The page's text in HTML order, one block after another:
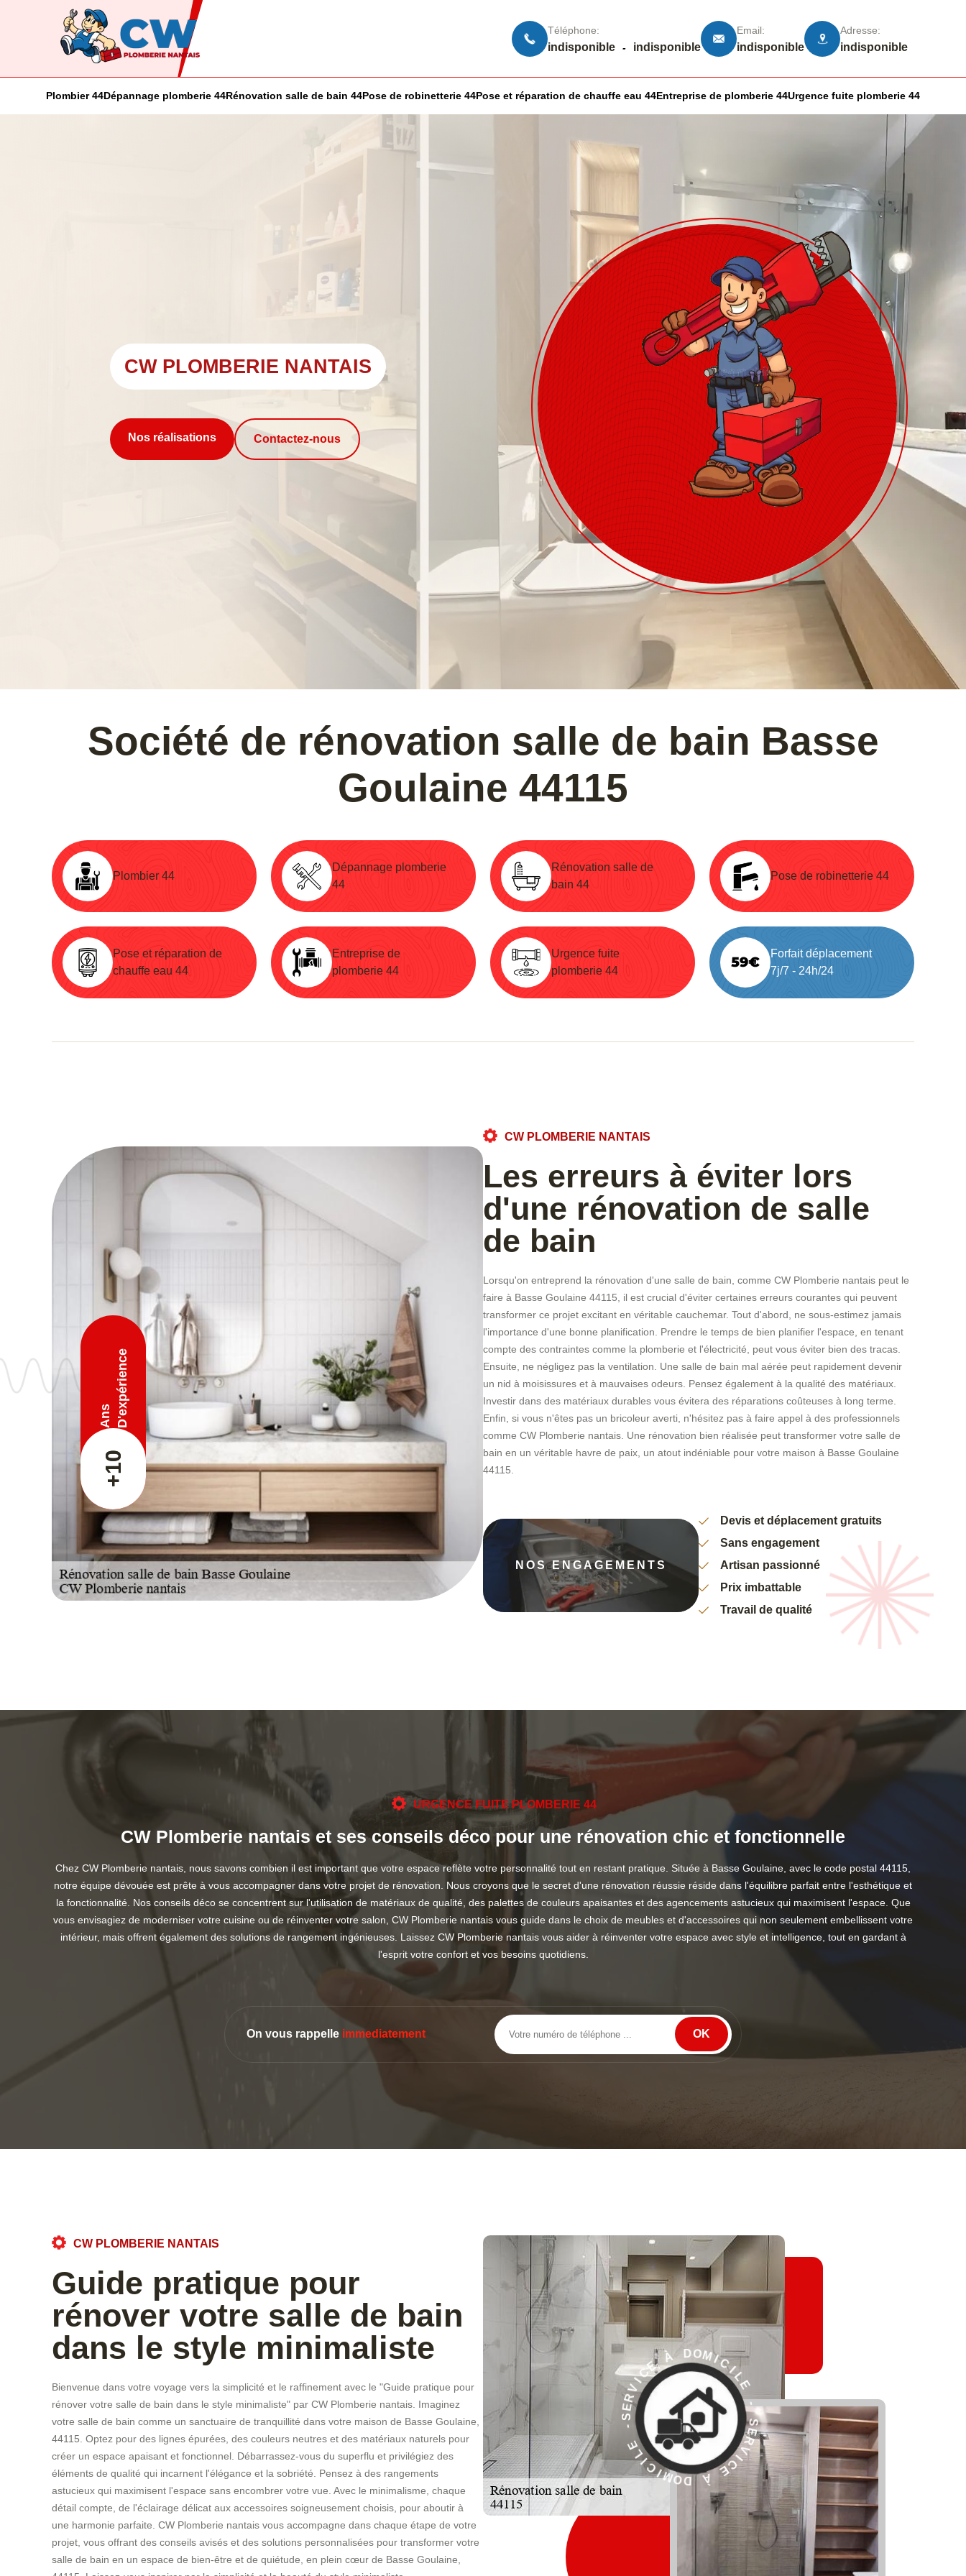
Téléphone:
indisponible - indisponible
Email:
indisponible
Adresse:
indisponible
Plombier 44Dépannage plomberie 44Rénovation salle de bain 44Pose de robinetterie 44Pose et réparation de chauffe eau 44Entreprise de plomberie 44Urgence fuite plomberie 44
CW PLOMBERIE NANTAIS
Nos réalisations Contactez-nous
Société de rénovation salle de bain Basse
Goulaine 44115
Plombier 44
Dépannage plomberie
44
Rénovation salle de
bain 44
Pose de robinetterie 44
Pose et réparation de
chauffe eau 44
Entreprise de
plomberie 44
Urgence fuite
plomberie 44
Forfait déplacement
7j/7 - 24h/24
+10
Ans D'expérience
CW PLOMBERIE NANTAIS
Les erreurs à éviter lors
d'une rénovation de salle
de bain
Lorsqu'on entreprend la rénovation d'une salle de bain, comme CW Plomberie nantais peut le
faire à Basse Goulaine 44115, il est crucial d'éviter certaines erreurs courantes qui peuvent
transformer ce projet excitant en véritable cauchemar. Tout d'abord, ne sous-estimez jamais
l'importance d'une bonne planification. Prendre le temps de bien planifier l'espace, en tenant
compte des contraintes comme la plomberie et l'électricité, peut vous éviter bien des tracas.
Ensuite, ne négligez pas la ventilation. Une salle de bain mal aérée peut rapidement devenir
un nid à moisissures et à mauvaises odeurs. Pensez également à la qualité des matériaux.
Investir dans des matériaux durables vous évitera des réparations coûteuses à long terme.
Enfin, si vous n'êtes pas un bricoleur averti, n'hésitez pas à faire appel à des professionnels
comme CW Plomberie nantais. Une rénovation bien réalisée peut transformer votre salle de
bain en un véritable havre de paix, un atout indéniable pour votre maison à Basse Goulaine
44115.
NOS ENGAGEMENTS
Devis et déplacement gratuits
Sans engagement
Artisan passionné
Prix imbattable
Travail de qualité
URGENCE FUITE PLOMBERIE 44
CW Plomberie nantais et ses conseils déco pour une rénovation chic et fonctionnelle
Chez CW Plomberie nantais, nous savons combien il est important que votre espace reflète votre personnalité tout en restant pratique. Située à Basse Goulaine, avec le code postal 44115,
notre équipe dévouée est prête à vous accompagner dans votre projet de rénovation. Nous croyons que le secret d'une rénovation réussie réside dans l'équilibre parfait entre l'esthétique et
la fonctionnalité. Nos conseils déco se concentrent sur l'utilisation de matériaux de qualité, des palettes de couleurs apaisantes et des agencements astucieux qui maximisent l'espace. Que
vous envisagiez de moderniser votre cuisine ou de réinventer votre salon, CW Plomberie nantais vous guide dans le choix de meubles et d'accessoires qui non seulement embellissent votre
intérieur, mais offrent également des solutions de rangement ingénieuses. Laissez CW Plomberie nantais vous aider à réinventer votre espace avec style et intelligence, tout en gardant à
l'esprit votre confort et vos besoins quotidiens.
On vous rappelle immediatement
CW PLOMBERIE NANTAIS
Guide pratique pour
rénover votre salle de bain
dans le style minimaliste
Bienvenue dans votre voyage vers la simplicité et le raffinement avec le "Guide pratique pour
rénover votre salle de bain dans le style minimaliste" par CW Plomberie nantais. Imaginez
votre salle de bain comme un sanctuaire de tranquillité dans votre maison de Basse Goulaine,
44115. Optez pour des lignes épurées, des couleurs neutres et des matériaux naturels pour
créer un espace apaisant et fonctionnel. Débarrassez-vous du superflu et privilégiez des
éléments de qualité qui incarnent l'élégance et la sobriété. Pensez à des rangements
astucieux qui maximisent l'espace sans encombrer votre vue. Avec le minimalisme, chaque
détail compte, de l'éclairage délicat aux accessoires soigneusement choisis, pour aboutir à
une harmonie parfaite. CW Plomberie nantais vous accompagne dans chaque étape de votre
projet, vous offrant des conseils avisés et des solutions personnalisées pour transformer votre
salle de bain en un espace de bien-être et de quiétude, en plein cœur de Basse Goulaine,
S
E
R
V
C
E
À
D
OMI C L E -
SE
R
V
I
C
E
À
D
O
M
C
L
E
-